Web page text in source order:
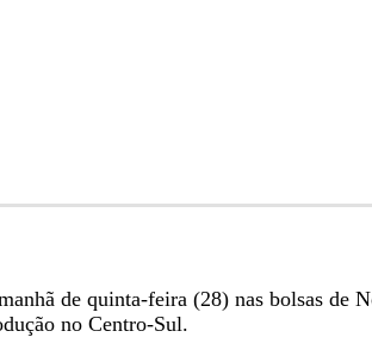
de quinta-feira (28) nas bolsas de
no Centro-Sul.